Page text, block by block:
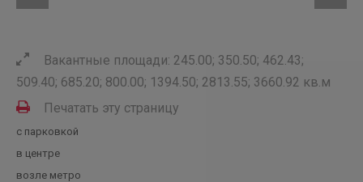
Вакантные площади: 245.00; 350.50; 462.43;
509.40; 685.20; 800.00; 1394.50; 2813.55; 3660.92 кв.м
Печатать эту страницу
с парковкой
в центре
возле метро